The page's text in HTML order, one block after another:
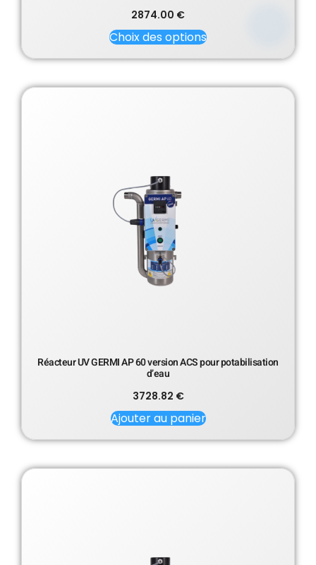
2874.00 €
Choix des options
Réacteur UV GERMI AP 60 version ACS pour potabilisation
d’eau
3728.82 €
Ajouter au panier